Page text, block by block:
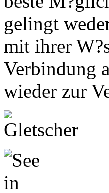
gelingt
mit ihrer
Verbindung
wieder zur